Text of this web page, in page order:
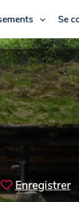
Se
Enregistrer